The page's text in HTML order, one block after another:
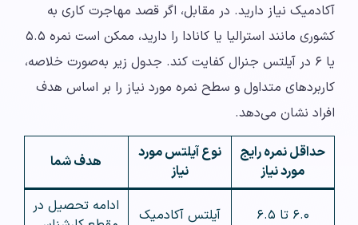
آکادمیک نیاز دارید. در مقابل، اگر قصد مهاجرت کاری به
کشوری مانند استرالیا یا کانادا را دارید، ممکن است نمره ۵.۵
یا ۶ در آیلتس جنرال کفایت کند. جدول زیر به‌صورت خلاصه،
کاربردهای متداول و سطح نمره مورد نیاز را بر اساس هدف
افراد نشان می‌دهد.
حداقل نمره رایج
مورد نیاز
نوع آیلتس مورد
نیاز
هدف شما
۶.۰ تا ۶.۵ آیلتس آکادمیک
ادامه تحصیل در